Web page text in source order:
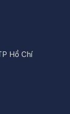
Hồ Chí